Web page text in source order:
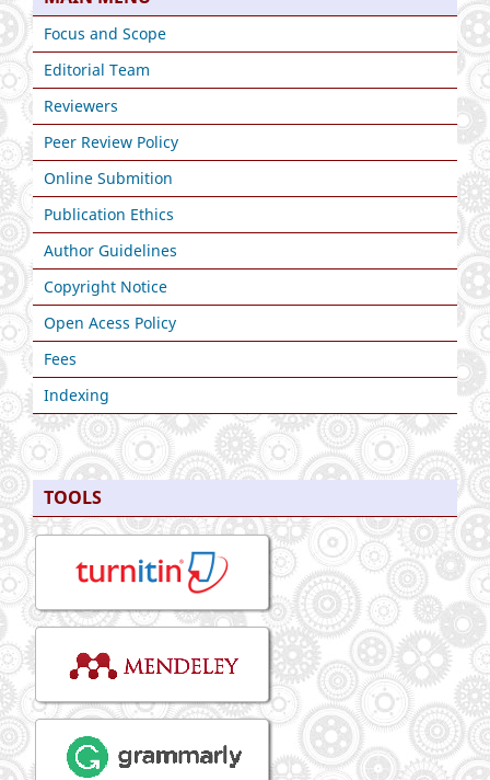
Focus and Scope
Editorial Team
Reviewers
Peer Review Policy
Online Submition
Publication Ethics
Author Guidelines
Copyright Notice
Open Acess Policy
Fees
Indexing
TOOLS